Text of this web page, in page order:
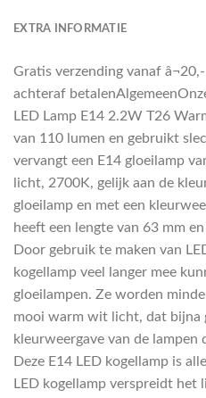
EXTRA INFORMATIE
Gratis verzending vanaf
achteraf
LED Lamp E14 2.2W T26
van 110 lumen en gebruikt
vervangt een E14 gloeilamp
licht, 2700K, gelijk aan de
gloeilamp en met een
heeft een lengte van 63 mm
Door gebruik te maken van
kogellamp veel langer mee
gloeilampen. Ze worden
mooi warm wit licht, dat bijna
kleurweergave van de lampen
Deze E14 LED kogellamp is
LED kogellamp verspreidt